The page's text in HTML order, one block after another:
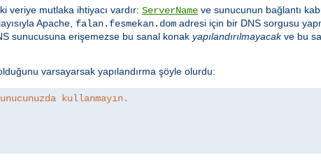
veriye mutlaka ihtiyacı vardır: ServerName ve sunucunun bağlantı
Apache, falan.fesmekan.dom adresi için bir DNS sorgusu
sunucusuna erişemezse bu sanal konak yapılandırılmayacakve bu
varsayarsak yapılandırma şöyle olurdu:
kullanmayın.